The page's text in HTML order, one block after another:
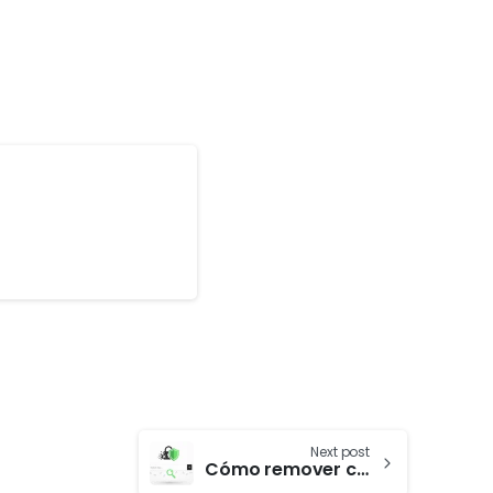
Next post
Cómo remover contenido filtrado: guía completa para proteger tu trabajo online